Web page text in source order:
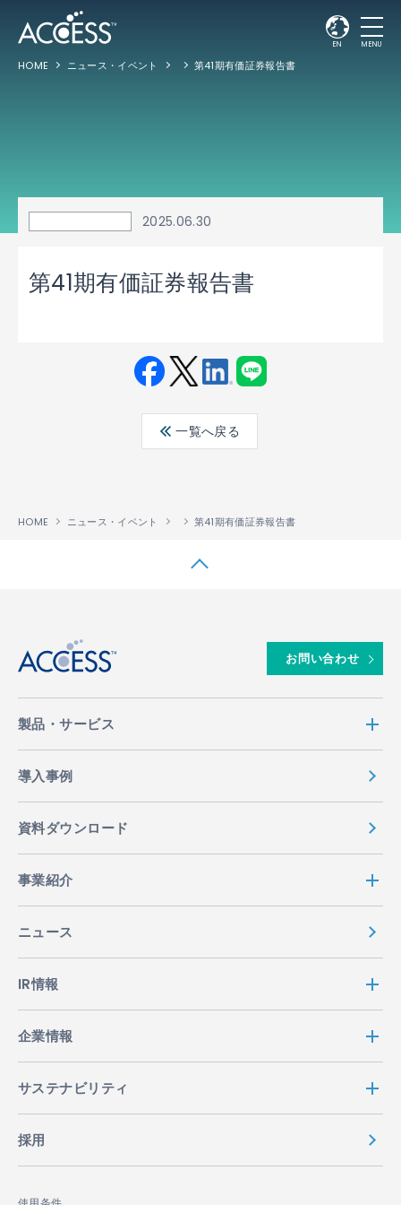
EN MENU
HOME ニュース・イベント 第41期有価証券報告書
2025.06.30
第41期有価証券報告書
ebo ter
edin
一覧へ戻る
HOME ニュース・イベント 第41期有価証券報告書
お問い合わせ
製品・サービス
導入事例
資料ダウンロード
事業紹介
ニュース
IR情報
企業情報
サステナビリティ
採用